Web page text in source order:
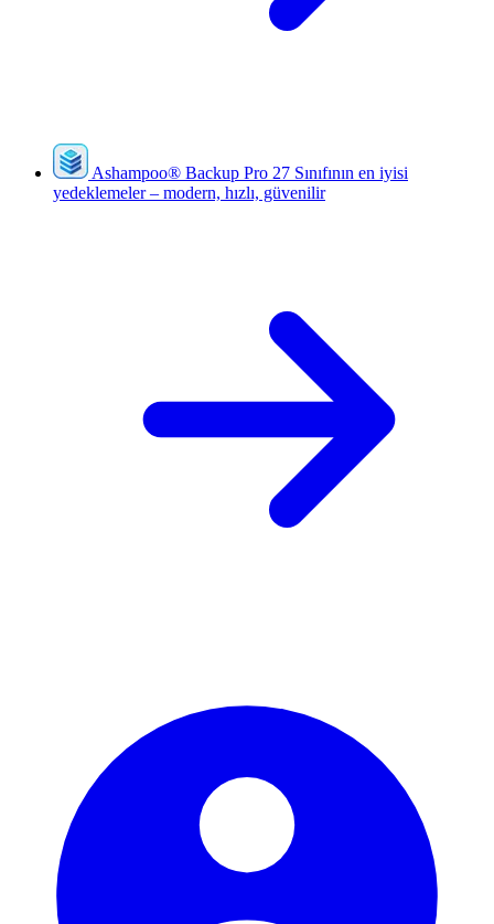
Ashampoo® Backup Pro 27 Sınıfının en iyisi
yedeklemeler – modern, hızlı, güvenilir